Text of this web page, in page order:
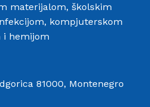
materijalom, školskim
kompjuterskom
i hemijom
81000, Montenegro